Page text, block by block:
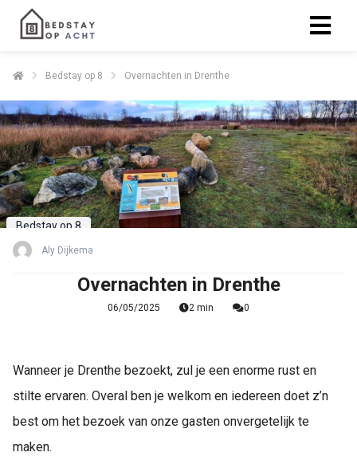
Bedstay op 8 Overnachten in Drenthe
Bedstay op 8
Aly Dijkema
Overnachten in Drenthe
06/05/2025 2 min 0
Wanneer je Drenthe bezoekt, zul je een enorme rust en
stilte ervaren. Overal ben je welkom en iedereen doet z’n
best om het bezoek van onze gasten onvergetelijk te
maken.